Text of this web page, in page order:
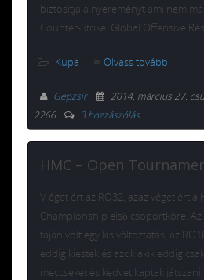
biztosítja a nyereményt ami nem
Counter-Strike: Global Offensive
Kupa Olvass tovább
Gepzsir 2014. március 27.
2266
3 hozzászólás
HMC – Open
V éget ért az RO32, azaz véget ért
Championship első csoportköre.
táján volt egy kis változtatás, az
eddig kiestek és azok akik eddig
meccseket és kedvet kaptak